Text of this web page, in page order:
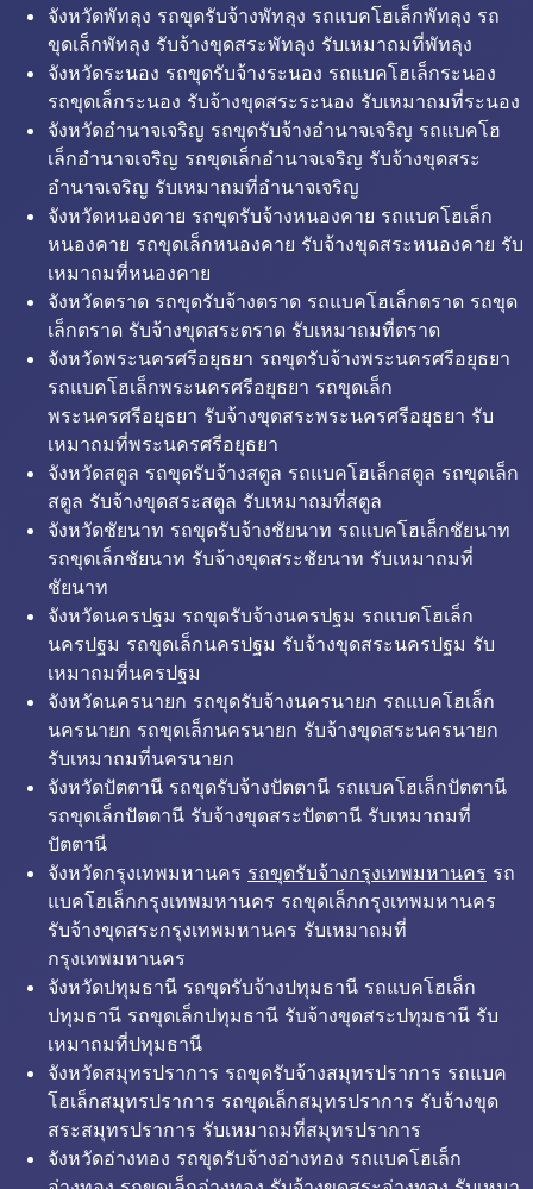
จังหวัดพัทลุง รถขุดรับจ้างพัทลุง รถแบคโฮเล็กพัทลุง รถ
ขุดเล็กพัทลุง รับจ้างขุดสระพัทลุง รับเหมาถมที่พัทลุง
จังหวัดระนอง รถขุดรับจ้างระนอง รถแบคโฮเล็กระนอง
รถขุดเล็กระนอง รับจ้างขุดสระระนอง รับเหมาถมที่ระนอง
จังหวัดอำนาจเจริญ รถขุดรับจ้างอำนาจเจริญ รถแบคโฮ
เล็กอำนาจเจริญ รถขุดเล็กอำนาจเจริญ รับจ้างขุดสระ
อำนาจเจริญ รับเหมาถมที่อำนาจเจริญ
จังหวัดหนองคาย รถขุดรับจ้างหนองคาย รถแบคโฮเล็ก
หนองคาย รถขุดเล็กหนองคาย รับจ้างขุดสระหนองคาย รับ
เหมาถมที่หนองคาย
จังหวัดตราด รถขุดรับจ้างตราด รถแบคโฮเล็กตราด รถขุด
เล็กตราด รับจ้างขุดสระตราด รับเหมาถมที่ตราด
จังหวัดพระนครศรีอยุธยา รถขุดรับจ้างพระนครศรีอยุธยา
รถแบคโฮเล็กพระนครศรีอยุธยา รถขุดเล็ก
พระนครศรีอยุธยา รับจ้างขุดสระพระนครศรีอยุธยา รับ
เหมาถมที่พระนครศรีอยุธยา
จังหวัดสตูล รถขุดรับจ้างสตูล รถแบคโฮเล็กสตูล รถขุดเล็ก
สตูล รับจ้างขุดสระสตูล รับเหมาถมที่สตูล
จังหวัดชัยนาท รถขุดรับจ้างชัยนาท รถแบคโฮเล็กชัยนาท
รถขุดเล็กชัยนาท รับจ้างขุดสระชัยนาท รับเหมาถมที่
ชัยนาท
จังหวัดนครปฐม รถขุดรับจ้างนครปฐม รถแบคโฮเล็ก
นครปฐม รถขุดเล็กนครปฐม รับจ้างขุดสระนครปฐม รับ
เหมาถมที่นครปฐม
จังหวัดนครนายก รถขุดรับจ้างนครนายก รถแบคโฮเล็ก
นครนายก รถขุดเล็กนครนายก รับจ้างขุดสระนครนายก
รับเหมาถมที่นครนายก
จังหวัดปัตตานี รถขุดรับจ้างปัตตานี รถแบคโฮเล็กปัตตานี
รถขุดเล็กปัตตานี รับจ้างขุดสระปัตตานี รับเหมาถมที่
ปัตตานี
จังหวัดกรุงเทพมหานคร รถขุดรับจ้างกรุงเทพมหานคร รถ
แบคโฮเล็กกรุงเทพมหานคร รถขุดเล็กกรุงเทพมหานคร
รับจ้างขุดสระกรุงเทพมหานคร รับเหมาถมที่
กรุงเทพมหานคร
จังหวัดปทุมธานี รถขุดรับจ้างปทุมธานี รถแบคโฮเล็ก
ปทุมธานี รถขุดเล็กปทุมธานี รับจ้างขุดสระปทุมธานี รับ
เหมาถมที่ปทุมธานี
จังหวัดสมุทรปราการ รถขุดรับจ้างสมุทรปราการ รถแบค
โฮเล็กสมุทรปราการ รถขุดเล็กสมุทรปราการ รับจ้างขุด
สระสมุทรปราการ รับเหมาถมที่สมุทรปราการ
จังหวัดอ่างทอง รถขุดรับจ้างอ่างทอง รถแบคโฮเล็ก